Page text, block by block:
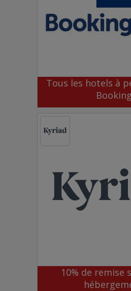
Tous les hotels à
Booking
10% de remise